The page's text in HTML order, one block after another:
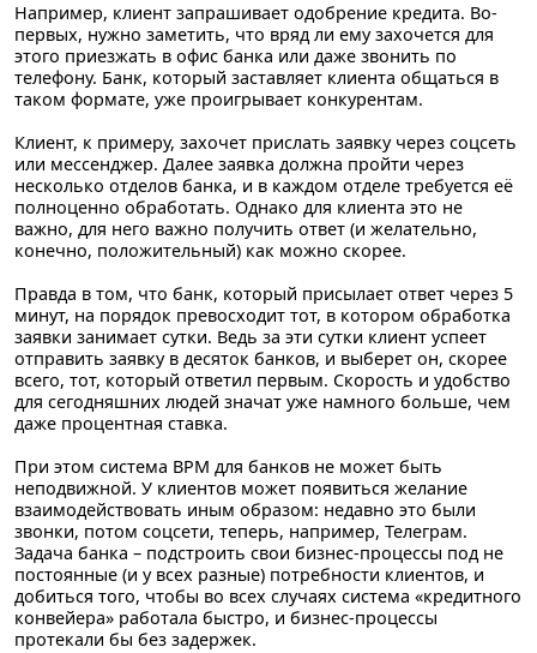
Например, клиент запрашивает одобрение кредита. Во-
первых, нужно заметить, что вряд ли ему захочется для
этого приезжать в офис банка или даже звонить по
телефону. Банк, который заставляет клиента общаться в
таком формате, уже проигрывает конкурентам.
Клиент, к примеру, захочет прислать заявку через соцсеть
или мессенджер. Далее заявка должна пройти через
несколько отделов банка, и в каждом отделе требуется её
полноценно обработать. Однако для клиента это не
важно, для него важно получить ответ (и желательно,
конечно, положительный) как можно скорее.
Правда в том, что банк, который присылает ответ через 5
минут, на порядок превосходит тот, в котором обработка
заявки занимает сутки. Ведь за эти сутки клиент успеет
отправить заявку в десяток банков, и выберет он, скорее
всего, тот, который ответил первым. Скорость и удобство
для сегодняшних людей значат уже намного больше, чем
даже процентная ставка.
При этом система BPM для банков не может быть
неподвижной. У клиентов может появиться желание
взаимодействовать иным образом: недавно это были
звонки, потом соцсети, теперь, например, Телеграм.
Задача банка – подстроить свои бизнес-процессы под не
постоянные (и у всех разные) потребности клиентов, и
добиться того, чтобы во всех случаях система «кредитного
конвейера» работала быстро, и бизнес-процессы
протекали бы без задержек.